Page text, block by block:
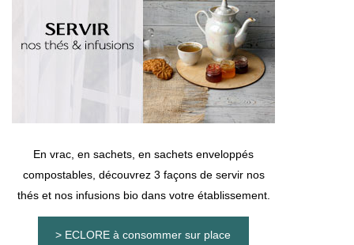
En vrac, en sachets, en sachets enveloppés
compostables, découvrez 3 façons de servir nos
thés et nos infusions bio dans votre établissement.
> ECLORE à consommer sur place